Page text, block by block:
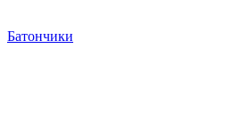
Батончики